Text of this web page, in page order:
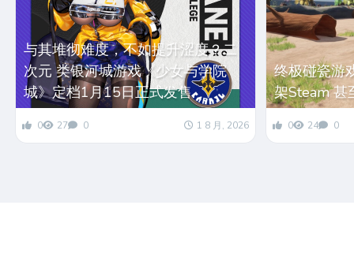
与其堆彻难度，不如提升涩度？二
次元 类银河城游戏《少女与学院
城》定档1月15日正式发售
0 27 0 1 8 月, 2026
终极碰瓷游
架Steam 甚
0 24 0